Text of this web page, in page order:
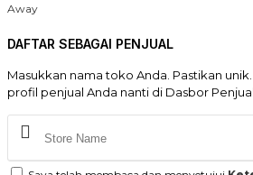
Away
DAFTAR SEBAGAI PENJUAL
Masukkan nama toko Anda. Pastikan
profil penjual Anda nanti di Dasbor